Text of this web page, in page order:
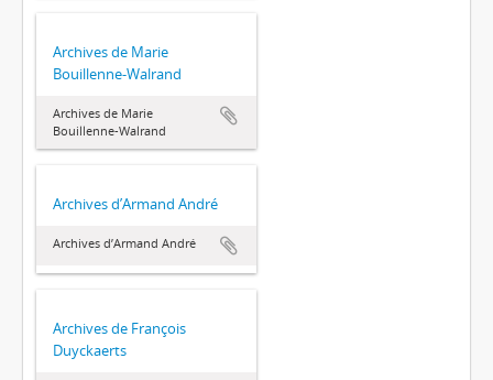
Archives de Marie
Bouillenne-Walrand
Archives de Marie
Bouillenne-Walrand
Archives d’Armand André
Archives d’Armand André
Archives de François
Duyckaerts